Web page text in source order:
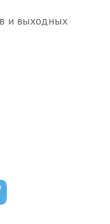
и выходных